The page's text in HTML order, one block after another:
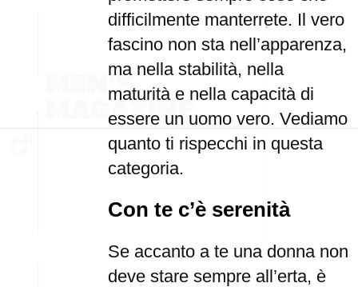
difficilmente manterrete. Il vero
fascino non sta nell’apparenza,
ma nella stabilità, nella
maturità e nella capacità di
essere un uomo vero. Vediamo
quanto ti rispecchi in questa
categoria.
Con te c’è serenità
Se accanto a te una donna non
deve stare sempre all’erta, è